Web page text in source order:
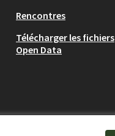
Rencontres
Télécharger les fichiers
Open Data